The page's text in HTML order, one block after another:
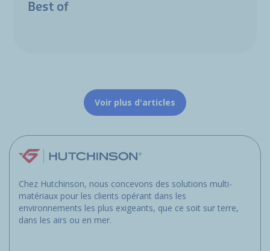
Best of
Voir plus d'articles
Chez Hutchinson, nous concevons des solutions multi-
matériaux pour les clients opérant dans les
environnements les plus exigeants, que ce soit sur terre,
dans les airs ou en mer.